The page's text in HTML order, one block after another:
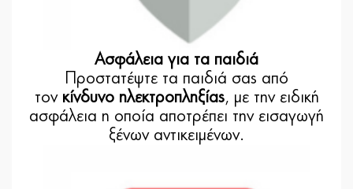
Ασφάλεια για τα παιδιά
Προστατέψτε τα παιδιά σας από
τον κίνδυνο ηλεκτροπληξίας, με την ειδική
ασφάλεια η οποία αποτρέπει την εισαγωγή
ξένων αντικειμένων.